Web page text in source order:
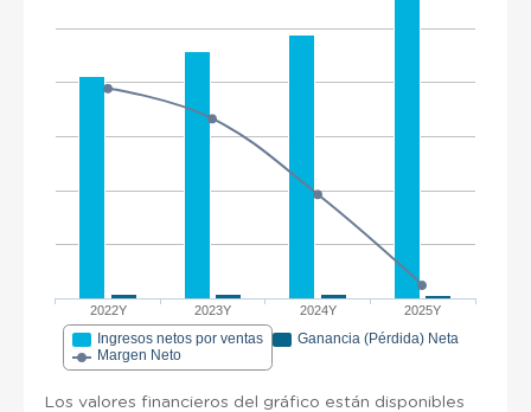
2022Y 2023Y 2024Y 2025Y
Ingresos netos por ventas
Ganancia (Pérdida) Neta
Margen Neto
Los valores financieros del gráfico están disponibles